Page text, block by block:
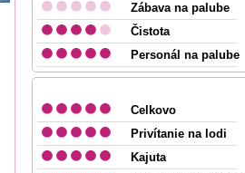
Zábava na palube
Čistota
Personál na palube
Celkovo
Privítanie na lodi
Kajuta